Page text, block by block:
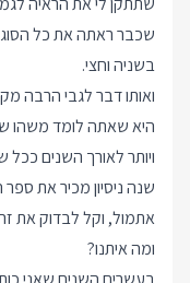
שכבר ראתה את כל
בשניה וחצי.
ואותו דבר לגבי הרבה
היא שאתה לומד משהו
ויותר לאורך השנים ככל
שנה ניסיון מכיר את
אתמול, וקל לבדוק את
ומה איתנו?